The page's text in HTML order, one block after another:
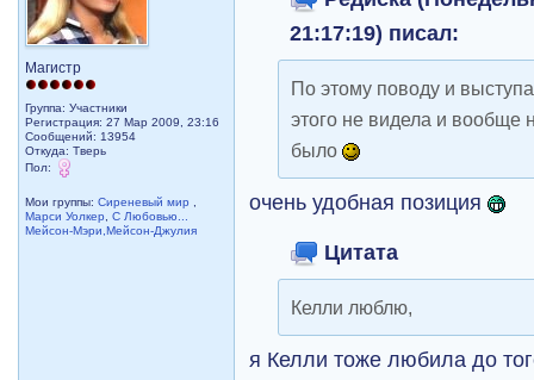
Магистр
Группа: Участники
Регистрация: 27 Мар 2009, 23:16
Сообщений: 13954
Откуда: Тверь
Пол:
Мои группы:Сиреневый мир
Марси Уолкер
,С Любовью...
Мейсон-Мэри,Мейсон-Джулия
21:17:19) писал:
По этому поводу и
этого не видела и вообще
было
очень удобная позиция
Цитата
Келли люблю,
я Келли тоже любила до